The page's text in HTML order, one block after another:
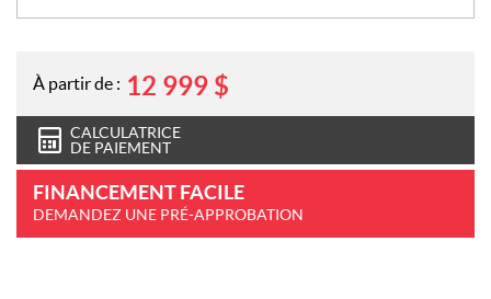
n
À partir de : 12 999 $
CALCULATRICE
DE PAIEMENT
FINANCEMENT FACILE
DEMANDEZ UNE PRÉ-APPROBATION